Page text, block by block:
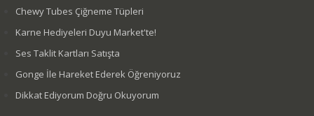
Chewy Tubes Çiğneme Tüpleri
Karne Hediyeleri Duyu Market'te!
Ses Taklit Kartları Satışta
Gonge İle Hareket Ederek Öğreniyoruz
Dikkat Ediyorum Doğru Okuyorum